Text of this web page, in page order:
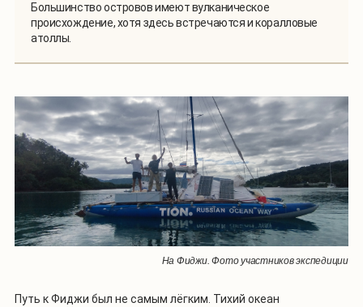
Большинство островов имеют вулканическое
происхождение, хотя здесь встречаются и коралловые
атоллы.
На Фиджи. Фото участников экспедиции
Путь к Фиджи был не самым лёгким. Тихий океан